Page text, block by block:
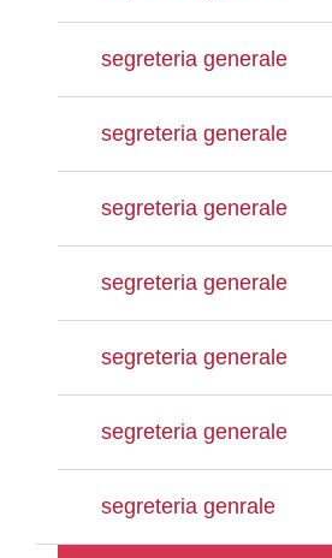
segreteria generale
segreteria generale
segreteria generale
segreteria generale
segreteria generale
segreteria generale
segreteria genrale